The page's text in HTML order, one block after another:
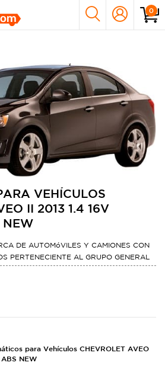
0
VEHÍCULOS
II 2013 1.4 16V
NEW
DE AUTOMóVILES Y CAMIONES CON
PERTENECIENTE AL GRUPO GENERAL
DE 1911,2​ EN LOS ESTADOS
para Vehículos CHEVROLET AVEO
ABS NEW